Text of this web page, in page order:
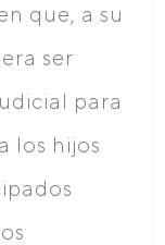
que, a su
ser
para
los hijos